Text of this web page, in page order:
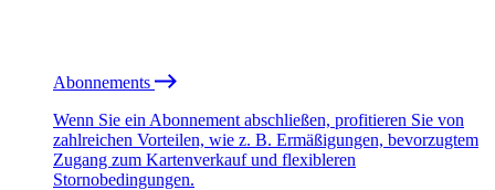
Abonnements
Wenn Sie ein Abonnement abschließen, profitieren Sie von
zahlreichen Vorteilen, wie z. B. Ermäßigungen, bevorzugtem
Zugang zum Kartenverkauf und flexibleren
Stornobedingungen.